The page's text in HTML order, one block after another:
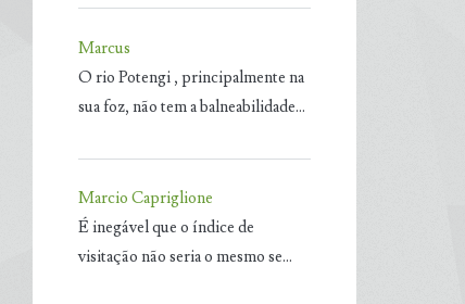
Marcus
O rio Potengi , principalmente na
sua foz, não tem a balneabilidade…
Marcio Capriglione
É inegável que o índice de
visitação não seria o mesmo se…